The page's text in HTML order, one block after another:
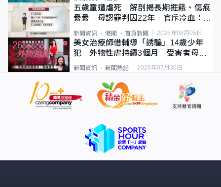
五歲童遭虐死｜解剖揭長期捱餓、傷痕
纍纍 母認罪判囚22年 官斥冷血：同
類案最惡劣
新聞資訊 港聞 首頁新聞 2026年08月05日
美女治療師借輔導「誘騙」14歲少年
犯 外物性虐持續3個月 受害者母：
要保護其他人
新聞資訊 新聞熱話 2026年07月30日